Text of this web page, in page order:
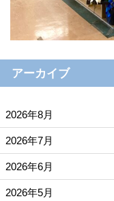
アーカイブ
2026年8月
2026年7月
2026年6月
2026年5月